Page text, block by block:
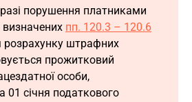
порушення платниками
визначених пп. 120.3 – 120.6
розрахунку штрафних
прожитковий
особи,
01 січня податкового